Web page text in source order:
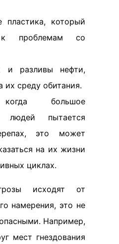
пластика, который
к проблемам со
и разливы нефти,
их среду обитания.
большое
людей пытается
это может
на их жизни
циклах.
исходят от
намерения, это не
Например,
мест гнездования